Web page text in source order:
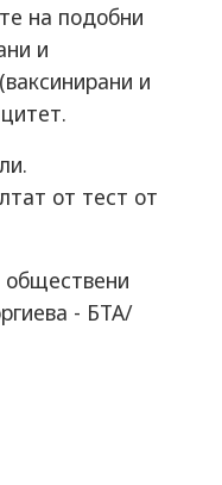
на подобни
и
и
от тест от
обществени
- БТА/